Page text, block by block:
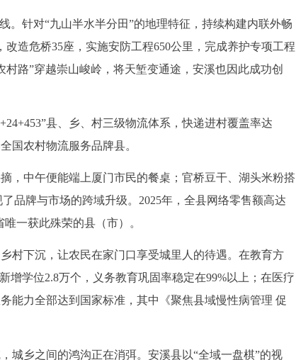
。针对“九山半水半分田”的地理特征，持续构建内联外畅
造危桥35座，实施安防工程650公里，完成养护专项工程
路”穿越崇山峻岭，将天堑变通途，安溪也因此成功创
县、乡、村三级物流体系，快递进村覆盖率达
国农村物流服务品牌县。
，中午便能端上厦门市民的餐桌；官桥豆干、湖头米粉搭
品牌与市场的跨域升级。2025年，全县网络零售额高达
一获此殊荣的县（市）。
村下沉，让农民在家门口享受城里人的待遇。在教育方
增学位2.8万个，义务教育巩固率稳定在99%以上；在医疗
能力全部达到国家标准，其中《聚焦县域慢性病管理 促
城乡之间的鸿沟正在消弭。安溪县以“全域一盘棋”的视